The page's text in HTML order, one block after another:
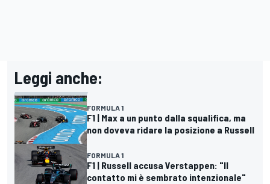
Leggi anche:
FORMULA 1
F1 | Max a un punto dalla squalifica, ma
non doveva ridare la posizione a Russell
FORMULA 1
F1 | Russell accusa Verstappen: "Il
contatto mi è sembrato intenzionale"